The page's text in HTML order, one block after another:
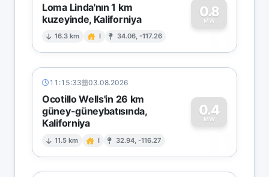
Loma Linda'nın 1 km
kuzeyinde, Kaliforniya
16.3 km I 34.06, -117.26
0.8
MW
0
11:15:33 03.08.2026
Ocotillo Wells'in 26 km
güney-güneybatısında,
Kaliforniya
11.5 km I 32.94, -116.27
0.4
MW
0